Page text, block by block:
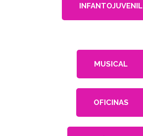
INFANTOJUVENIL
MUSICAL
OFICINAS